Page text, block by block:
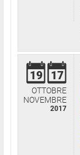
19 17
OTTOBRE
NOVEMBRE
2017